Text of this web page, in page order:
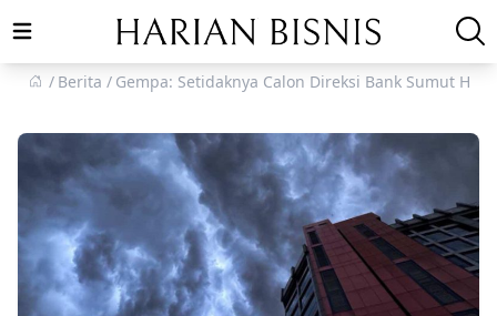
Open main menu
Berita
Gempa: Setidaknya Calon Direksi Bank Sumut